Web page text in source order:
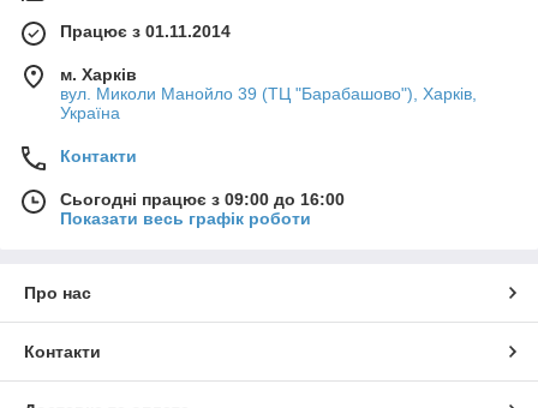
Працює з 01.11.2014
м. Харків
вул. Миколи Манойло 39 (ТЦ "Барабашово"), Харків,
Україна
Контакти
Сьогодні працює з 09:00 до 16:00
Показати весь графік роботи
Про нас
Контакти